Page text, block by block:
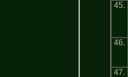
45.
46.
47.